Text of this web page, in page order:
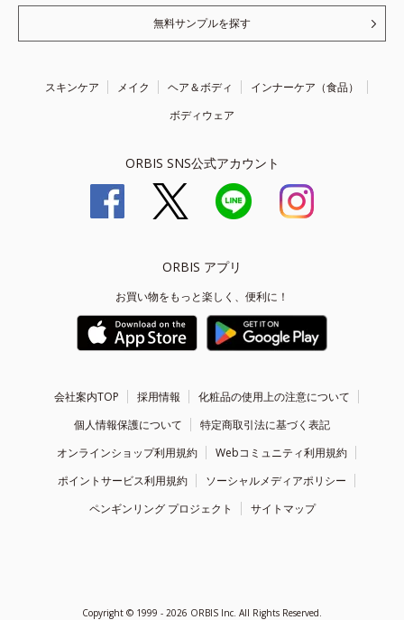
無料サンプルを探す
スキンケア メイク ヘア＆ボディ
インナーケア（食品）
ボディウェア
ORBIS SNS公式アカウント
ORBIS アプリ
お買い物をもっと楽しく、便利に！
会社案内TOP 採用情報
化粧品の使用上の注意について
個人情報保護について
特定商取引法に基づく表記
オンラインショップ利用規約
Webコミュニティ利用規約
ポイントサービス利用規約
ソーシャルメディアポリシー
ペンギンリング プロジェクト
サイトマップ
Copyright © 1999 - 2026 ORBIS Inc. All Rights Reserved.